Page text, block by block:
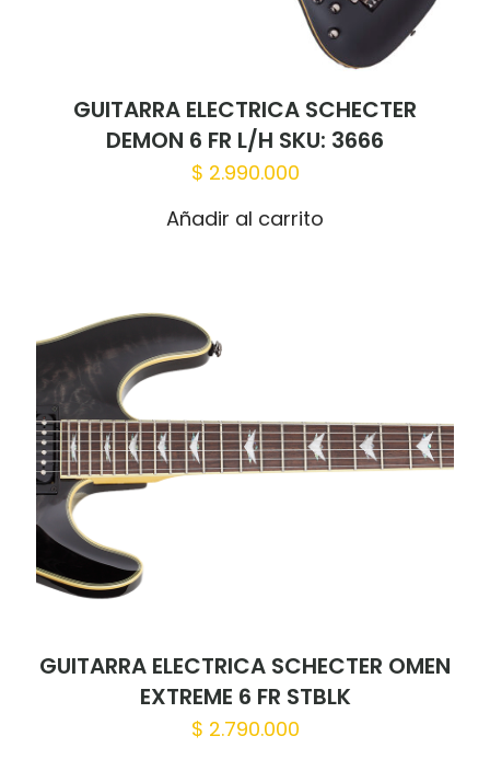
GUITARRA ELECTRICA SCHECTER
DEMON 6 FR L/H SKU: 3666
$ 2.990.000
Añadir al carrito
GUITARRA ELECTRICA SCHECTER OMEN
EXTREME 6 FR STBLK
$ 2.790.000